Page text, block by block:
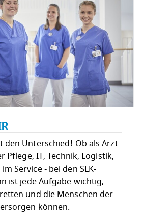
den Unterschied! Ob als Arzt
Pflege, IT, Technik, Logistik,
Service - bei den SLK-
ist jede Aufgabe wichtig,
und die Menschen der
können.